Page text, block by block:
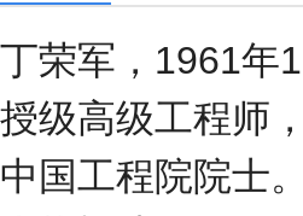
丁荣军，1961年
授级高级工程师
中国工程院院士。